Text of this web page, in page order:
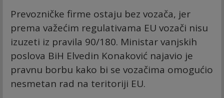
Prevozničke firme ostaju bez vozača, jer
prema važećim regulativama EU vozači nisu
izuzeti iz pravila 90/180. Ministar vanjskih
poslova BiH Elvedin Konaković najavio je
pravnu borbu kako bi se vozačima omogućio
nesmetan rad na teritoriji EU.